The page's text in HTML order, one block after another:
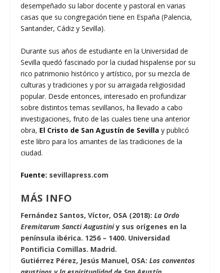
desempeñado su labor docente y pastoral en varias
casas que su congregación tiene en España (Palencia,
Santander, Cádiz y Sevilla).
Durante sus años de estudiante en la Universidad de
Sevilla quedó fascinado por la ciudad hispalense por su
rico patrimonio histórico y artístico, por su mezcla de
culturas y tradiciones y por su arraigada religiosidad
popular. Desde entonces, interesado en profundizar
sobre distintos temas sevillanos, ha llevado a cabo
investigaciones, fruto de las cuales tiene una anterior
obra, El Cristo de San Agustín de Sevilla y publicó
este libro para los amantes de las tradiciones de la
ciudad.
Fuente: sevillapress.com
MÁS INFO
Fernández Santos, Víctor, OSA (2018):La Ordo
Eremitarum Sancti Augustiniy sus orígenes en la
península ibérica. 1256 – 1400. Universidad
Pontificia Comillas. Madrid.
Gutiérrez Pérez, Jesús Manuel, OSA: Los conventos